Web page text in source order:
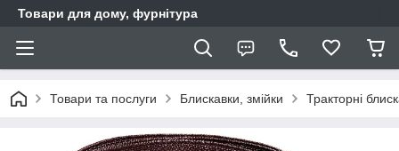
Товари для дому, фурнітура
Товари та послуги Блискавки, змійки Тракторні